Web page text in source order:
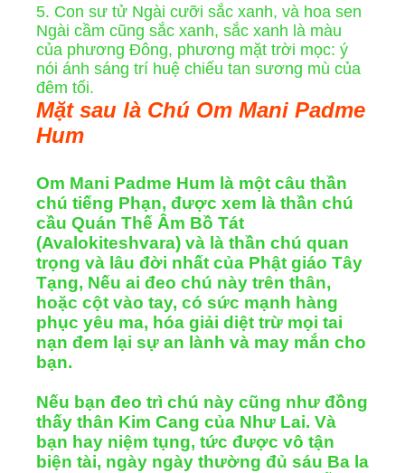
5. Con sư tử Ngài cưỡi sắc xanh, và hoa sen
Ngài cầm cũng sắc xanh, sắc xanh là màu
của phương Ðông, phương mặt trời mọc: ý
nói ánh sáng trí huệ chiếu tan sương mù của
đêm tối.
Mặt sau là Chú Om Mani Padme
Hum
Om Mani Padme Hum là một câu thần
chú tiếng Phạn, được xem là thần chú
cầu Quán Thế Âm Bồ Tát
(Avalokiteshvara) và là thần chú quan
trọng và lâu đời nhất của Phật giáo Tây
Tạng, Nếu ai đeo chú này trên thân,
hoặc cột vào tay, có sức mạnh hàng
phục yêu ma, hóa giải diệt trừ mọi tai
nạn đem lại sự an lành và may mắn cho
bạn.
Nếu bạn đeo trì chú này cũng như đồng
thấy thân Kim Cang của Như Lai. Và
bạn hay niệm tụng, tức được vô tận
biện tài, ngày ngày thường đủ sáu Ba la